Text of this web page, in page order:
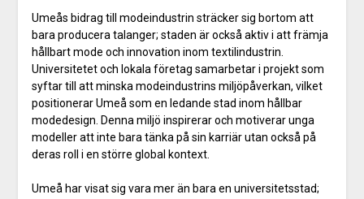
Umeås bidrag till modeindustrin sträcker sig bortom att
bara producera talanger; staden är också aktiv i att främja
hållbart mode och innovation inom textilindustrin.
Universitetet och lokala företag samarbetar i projekt som
syftar till att minska modeindustrins miljöpåverkan, vilket
positionerar Umeå som en ledande stad inom hållbar
modedesign. Denna miljö inspirerar och motiverar unga
modeller att inte bara tänka på sin karriär utan också på
deras roll i en större global kontext.
Umeå har visat sig vara mer än bara en universitetsstad;